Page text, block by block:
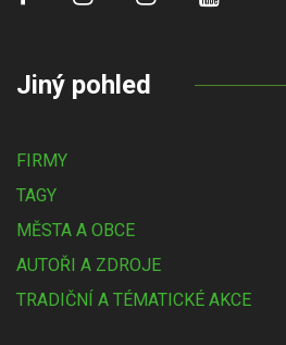
Jiný pohled
FIRMY
TAGY
MĚSTA A OBCE
AUTOŘI A ZDROJE
TRADIČNÍ A TÉMATICKÉ AKCE